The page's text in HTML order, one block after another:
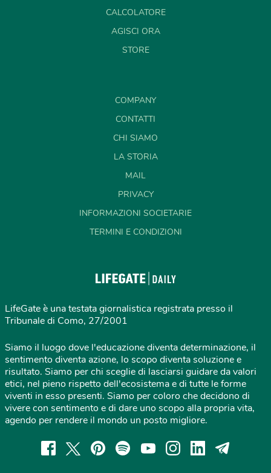
CALCOLATORE
AGISCI ORA
STORE
COMPANY
CONTATTI
CHI SIAMO
LA STORIA
MAIL
PRIVACY
INFORMAZIONI SOCIETARIE
TERMINI E CONDIZIONI
LifeGate è una testata giornalistica registrata presso il
Tribunale di Como, 27/2001
Siamo il luogo dove l'educazione diventa determinazione, il
sentimento diventa azione, lo scopo diventa soluzione e
risultato. Siamo per chi sceglie di lasciarsi guidare da valori
etici, nel pieno rispetto dell'ecosistema e di tutte le forme
viventi in esso presenti. Siamo per coloro che decidono di
vivere con sentimento e di dare uno scopo alla propria vita,
agendo per rendere il mondo un posto migliore.